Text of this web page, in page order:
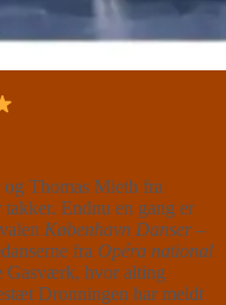
Thomas Mieth fra
Endnu en gang er
København Danser –
fra Opéra national
Gasværk, hvor alting
Dronningen har meldt